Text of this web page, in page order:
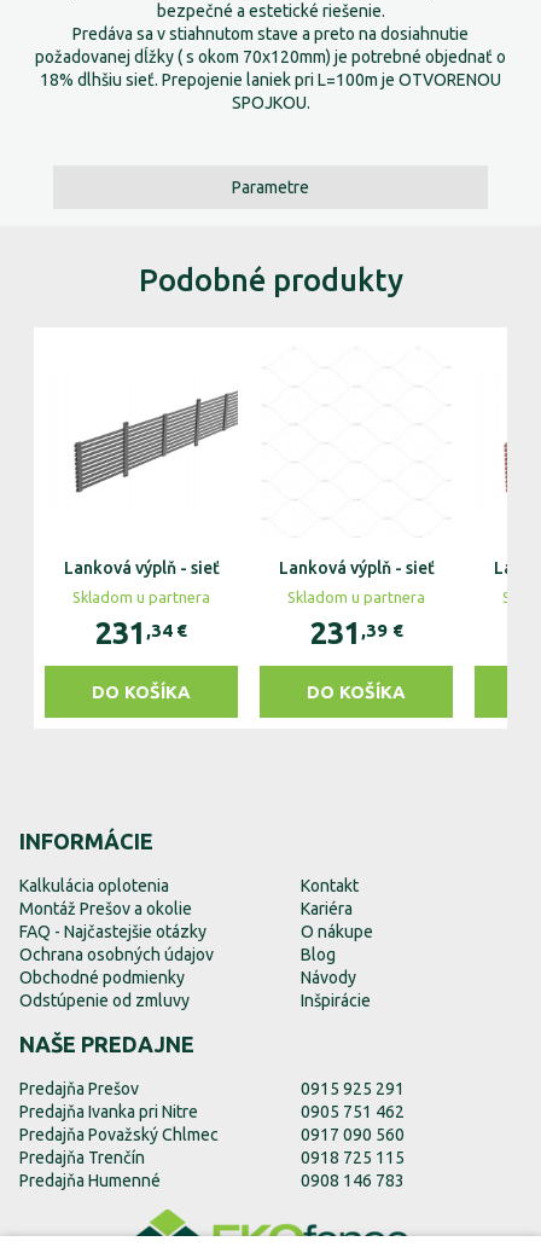
bezpečné a estetické riešenie.
Predáva sa v stiahnutom stave a preto na dosiahnutie
požadovanej dĺžky ( s okom 70x120mm) je potrebné objednať o
18% dlhšiu sieť. Prepojenie laniek pri L=100m je OTVORENOU
SPOJKOU.
Parametre
Podobné produkty
Lanková výplň - sieť
Skladom u partnera
231 ,34 €
DO KOŠÍKA
Lanková výplň - sieť
Skladom u partnera
231 ,39 €
DO KOŠÍKA
INFORMÁCIE
Kalkulácia oplotenia
Montáž Prešov a okolie
FAQ - Najčastejšie otázky
Ochrana osobných údajov
Obchodné podmienky
Odstúpenie od zmluvy
Kontakt
Kariéra
O nákupe
Blog
Návody
Inšpirácie
NAŠE PREDAJNE
Predajňa Prešov
Predajňa Ivanka pri Nitre
Predajňa Považský Chlmec
Predajňa Trenčín
Predajňa Humenné
0915 925 291
0905 751 462
0917 090 560
0918 725 115
0908 146 783